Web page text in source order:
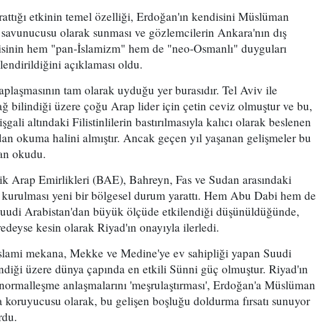
etkinin temel özelliği, Erdoğan'ın kendisini Müslüman
savunucusu olarak sunması ve gözlemcilerin Ankara'nın dış
hem "pan-İslamizm" hem de "neo-Osmanlı" duyguları
açıklaması oldu.
tam olarak uyduğu yer burasıdır. Tel Aviv ile
bilindiği üzere çoğu Arap lider için çetin ceviz olmuştur ve bu,
altındaki Filistinlilerin bastırılmasıyla kalıcı olarak beslenen
okuma halini almıştır. Ancak geçen yıl yaşanan gelişmeler bu
okudu.
Arap Emirlikleri (BAE), Bahreyn, Fas ve Sudan arasındaki
yeni bir bölgesel durum yarattı. Hem Abu Dabi hem de
Arabistan'dan büyük ölçüde etkilendiği düşünüldüğünde,
kesin olarak Riyad'ın onayıyla ilerledi.
mekana, Mekke ve Medine'ye ev sahipliği yapan Suudi
üzere dünya çapında en etkili Sünni güç olmuştur. Riyad'ın
anlaşmalarını 'meşrulaştırması', Erdoğan'a Müslüman
koruyucusu olarak, bu gelişen boşluğu doldurma fırsatı sunuyor